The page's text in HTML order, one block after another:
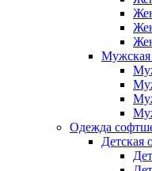
Мужская
Одежда
Детская